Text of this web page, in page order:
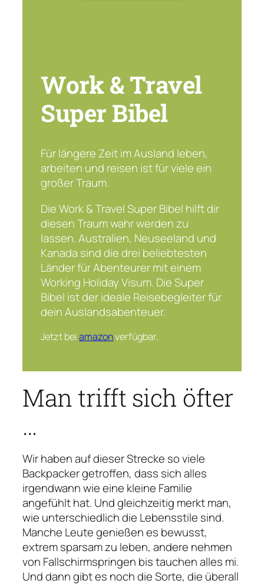
Work & Travel
Super Bibel
Für längere Zeit im Ausland leben,
arbeiten und reisen ist für viele ein
großer Traum.
Die Work & Travel Super Bibel hilft dir
diesen Traum wahr werden zu
lassen. Australien, Neuseeland und
Kanada sind die drei beliebtesten
Länder für Abenteurer mit einem
Working Holiday Visum. Die Super
Bibel ist der ideale Reisebegleiter für
dein Auslandsabenteuer.
Jetzt beiamazonverfügbar.
Man trifft sich öfter
…
Wir haben auf dieser Strecke so viele
Backpacker getroffen, dass sich alles
irgendwann wie eine kleine Familie
angefühlt hat. Und gleichzeitig merkt man,
wie unterschiedlich die Lebensstile sind.
Manche Leute genießen es bewusst,
extrem sparsam zu leben, andere nehmen
von Fallschirmspringen bis tauchen alles mi.
Und dann gibt es noch die Sorte, die überall